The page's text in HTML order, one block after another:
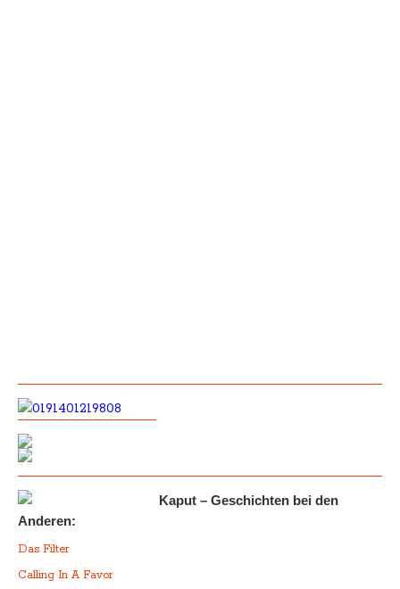
Kaput – Geschichten bei den
Anderen:
Das Filter
Calling In A Favor